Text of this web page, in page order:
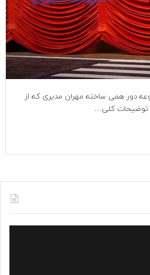
دور همی ساخته مهران مدیری که از
کلی…